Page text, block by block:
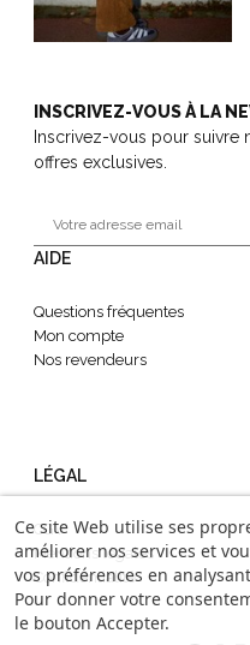
INSCRIVEZ-VOUS À LA
Inscrivez-vous pour suivre
offres exclusives.
AIDE
Questions fréquentes
Mon compte
Nos revendeurs
LÉGAL
CGV
Mentions légales
Confidentialité
Ce site Web utilise ses
améliorer nos services et
vos préférences en
Pour donner votre
le bouton Accepter.